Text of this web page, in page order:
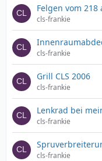
Felgen vom 218
cls-frankie
cls-frankie
Grill CLS 2006
cls-frankie
Lenkrad bei
cls-frankie
cls-frankie